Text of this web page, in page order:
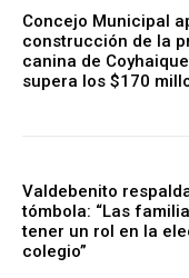
Concejo Municipal
construcción de la
canina de
supera los $170
Valdebenito
tómbola: “Las
tener un rol en la
colegio”